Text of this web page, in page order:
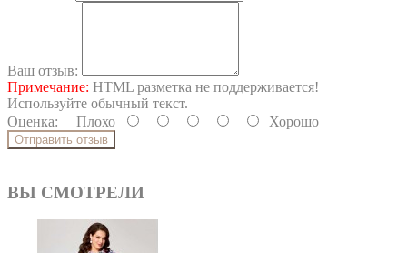
Ваш отзыв:
Примечание: HTML разметка не поддерживается!
Используйте обычный текст.
Оценка: Плохо Хорошо
Отправить отзыв
ВЫ СМОТРЕЛИ